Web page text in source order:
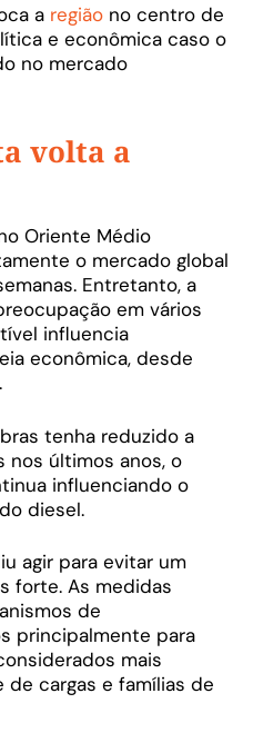
a região no centro de
e econômica caso o
no mercado
volta a
Oriente Médio
o mercado global
Entretanto, a
em vários
influencia
econômica, desde
tenha reduzido a
nos últimos anos, o
influenciando o
diesel.
agir para evitar um
forte. As medidas
de
principalmente para
mais
cargas e famílias de